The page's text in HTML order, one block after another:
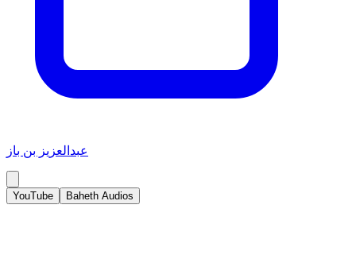
عبدالعزيز بن باز
YouTube Baheth Audios